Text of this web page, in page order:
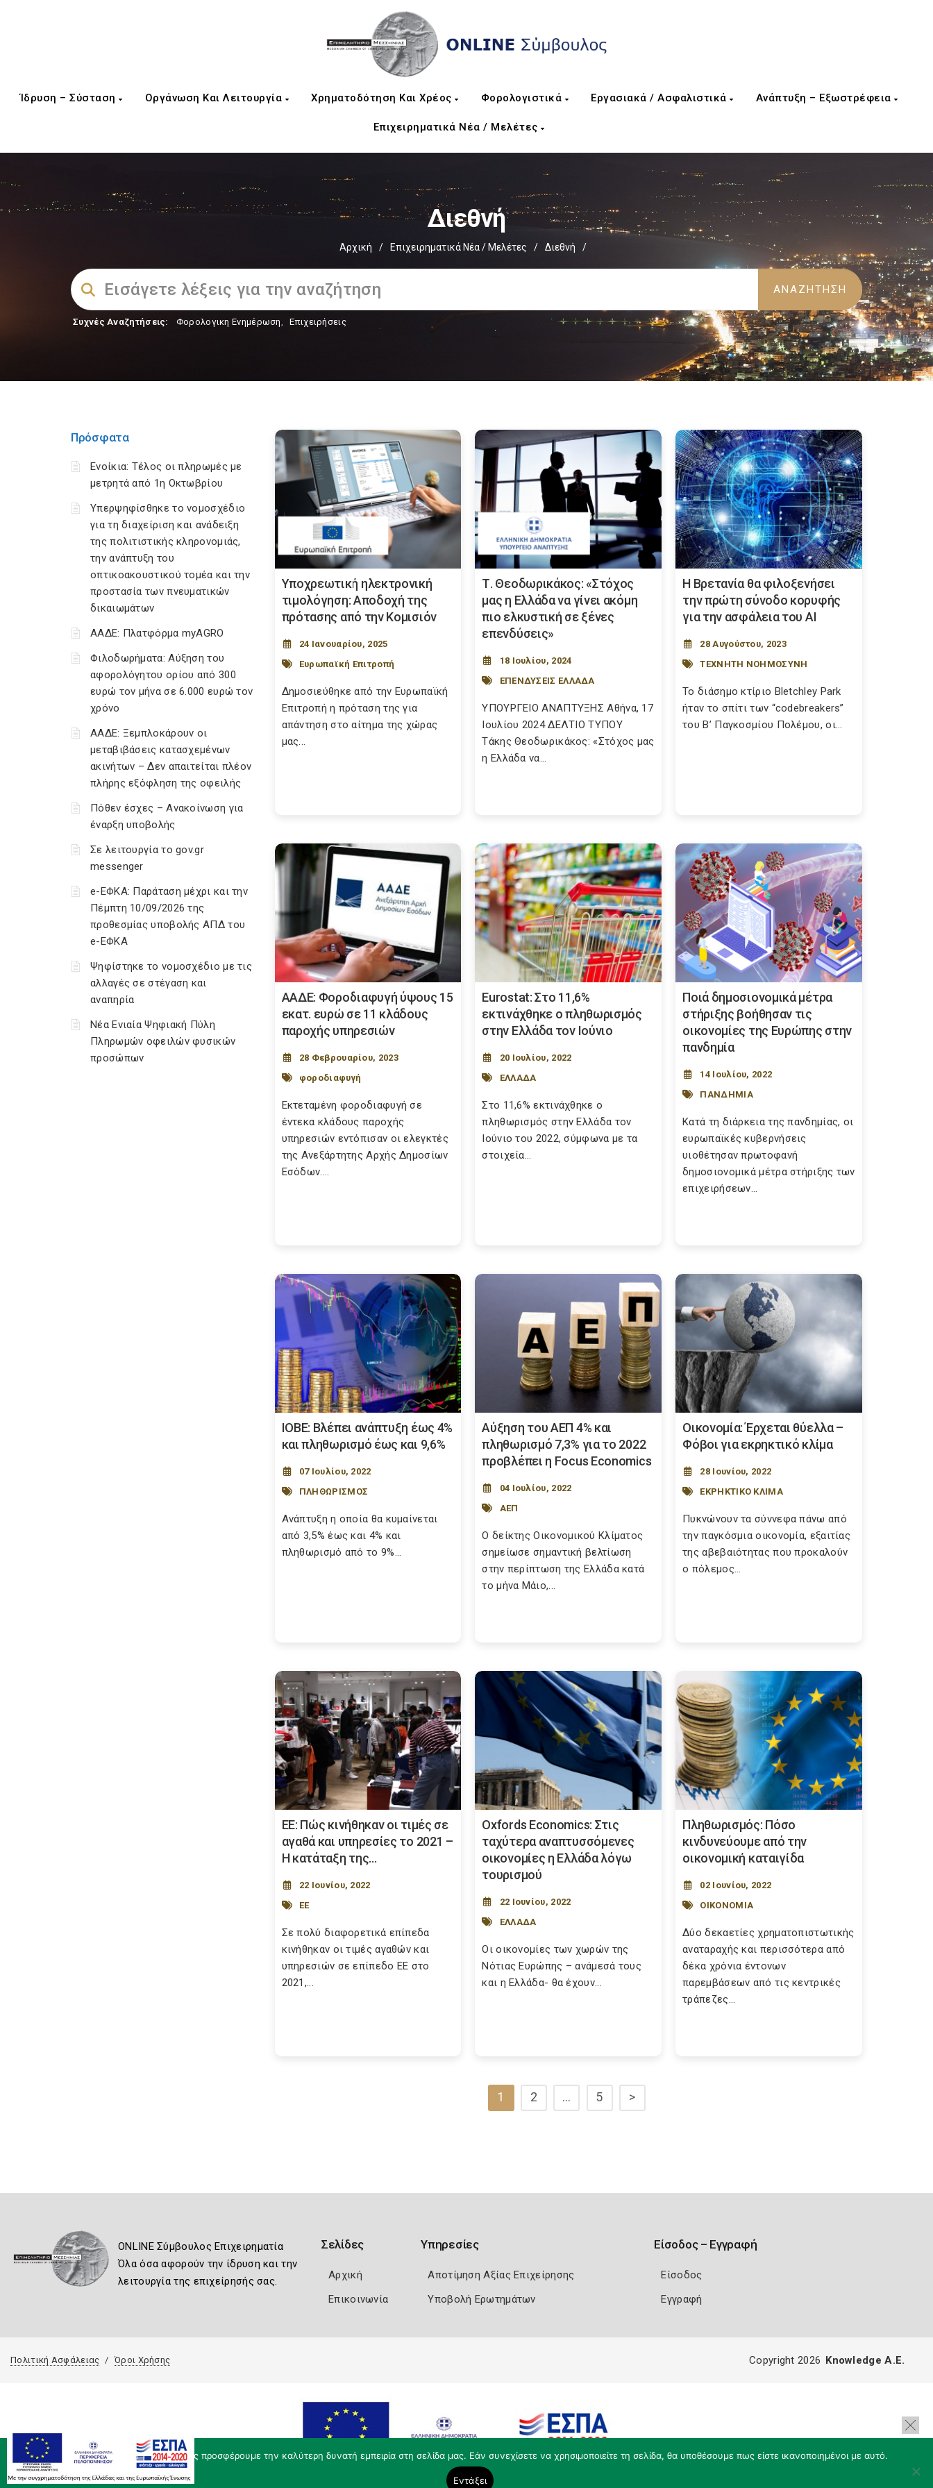
Ίδρυση – Σύσταση Οργάνωση Και Λειτουργία Χρηματοδότηση Και Χρέος Φορολογιστικά Εργασιακά / Ασφαλιστικά Ανάπτυξη – Εξωστρέφεια
Επιχειρηματικά Νέα / Μελέτες
Διεθνή
Αρχική / Επιχειρηματικά Νέα / Μελέτες / Διεθνή /
Συχνές Αναζητήσεις: Φορολογικη Ενημέρωση, Επιχειρήσεις
Πρόσφατα
Ενοίκια: Τέλος οι πληρωμές με
μετρητά από 1η Οκτωβρίου
Υπερψηφίσθηκε το νομοσχέδιο
για τη διαχείριση και ανάδειξη
της πολιτιστικής κληρονομιάς,
την ανάπτυξη του
οπτικοακουστικού τομέα και την
προστασία των πνευματικών
δικαιωμάτων
ΑΑΔΕ: Πλατφόρμα myAGRO
Φιλοδωρήματα: Αύξηση του
αφορολόγητου ορίου από 300
ευρώ τον μήνα σε 6.000 ευρώ τον
χρόνο
ΑΑΔΕ: Ξεμπλοκάρουν οι
μεταβιβάσεις κατασχεμένων
ακινήτων – Δεν απαιτείται πλέον
πλήρης εξόφληση της οφειλής
Πόθεν έσχες – Ανακοίνωση για
έναρξη υποβολής
Σε λειτουργία το gov.gr
messenger
e-ΕΦΚΑ: Παράταση μέχρι και την
Πέμπτη 10/09/2026 της
προθεσμίας υποβολής ΑΠΔ του
e-ΕΦΚΑ
Ψηφίστηκε το νομοσχέδιο με τις
αλλαγές σε στέγαση και
αναπηρία
Νέα Ενιαία Ψηφιακή Πύλη
Πληρωμών οφειλών φυσικών
προσώπων
Υποχρεωτική ηλεκτρονική
τιμολόγηση: Αποδοχή της
πρότασης από την Κομισιόν
24 Ιανουαρίου, 2025
Ευρωπαϊκή Επιτροπή
Δημοσιεύθηκε από την Ευρωπαϊκή
Επιτροπή η πρόταση της για
απάντηση στο αίτημα της χώρας
μας...
Τ. Θεοδωρικάκος: «Στόχος
μας η Ελλάδα να γίνει ακόμη
πιο ελκυστική σε ξένες
επενδύσεις»
18 Ιουλίου, 2024
ΕΠΕΝΔΥΣΕΙΣ ΕΛΛΑΔΑ
ΥΠΟΥΡΓΕΙΟ ΑΝΑΠΤΥΞΗΣ Αθήνα, 17
Ιουλίου 2024 ΔΕΛΤΙΟ ΤΥΠΟΥ
Τάκης Θεοδωρικάκος: «Στόχος μας
η Ελλάδα να...
Η Βρετανία θα φιλοξενήσει
την πρώτη σύνοδο κορυφής
για την ασφάλεια του ΑΙ
28 Αυγούστου, 2023
ΤΕΧΝΗΤΗ ΝΟΗΜΟΣΥΝΗ
Το διάσημο κτίριο Bletchley Park
ήταν το σπίτι των “codebreakers”
του Β’ Παγκοσμίου Πολέμου, οι...
ΑΑΔΕ: Φοροδιαφυγή ύψους 15
εκατ. ευρώ σε 11 κλάδους
παροχής υπηρεσιών
28 Φεβρουαρίου, 2023
φοροδιαφυγή
Εκτεταμένη φοροδιαφυγή σε
έντεκα κλάδους παροχής
υπηρεσιών εντόπισαν οι ελεγκτές
της Ανεξάρτητης Αρχής Δημοσίων
Εσόδων....
Eurostat: Στο 11,6%
εκτινάχθηκε ο πληθωρισμός
στην Ελλάδα τον Ιούνιο
20 Ιουλίου, 2022
ΕΛΛΑΔΑ
Στο 11,6% εκτινάχθηκε ο
πληθωρισμός στην Ελλάδα τον
Ιούνιο του 2022, σύμφωνα με τα
στοιχεία...
Ποιά δημοσιονομικά μέτρα
στήριξης βοήθησαν τις
οικονομίες της Ευρώπης στην
πανδημία
14 Ιουλίου, 2022
ΠΑΝΔΗΜΙΑ
Kατά τη διάρκεια της πανδημίας, οι
ευρωπαϊκές κυβερνήσεις
υιοθέτησαν πρωτοφανή
δημοσιονομικά μέτρα στήριξης των
επιχειρήσεων...
ΙΟΒΕ: Βλέπει ανάπτυξη έως 4%
και πληθωρισμό έως και 9,6%
07 Ιουλίου, 2022
ΠΛΗΘΩΡΙΣΜΟΣ
Aνάπτυξη η οποία θα κυμαίνεται
από 3,5% έως και 4% και
πληθωρισμό από το 9%...
Αύξηση του ΑΕΠ 4% και
πληθωρισμό 7,3% για το 2022
προβλέπει η Focus Economics
04 Ιουλίου, 2022
ΑΕΠ
O δείκτης Οικονομικού Κλίματος
σημείωσε σημαντική βελτίωση
στην περίπτωση της Ελλάδα κατά
το μήνα Μάιο,...
Οικονομία: Έρχεται θύελλα –
Φόβοι για εκρηκτικό κλίμα
28 Ιουνίου, 2022
ΕΚΡΗΚΤΙΚΟ ΚΛΙΜΑ
Πυκνώνουν τα σύννεφα πάνω από
την παγκόσμια οικονομία, εξαιτίας
της αβεβαιότητας που προκαλούν
ο πόλεμος...
ΕΕ: Πώς κινήθηκαν οι τιμές σε
αγαθά και υπηρεσίες το 2021 –
Η κατάταξη της...
22 Ιουνίου, 2022
ΕΕ
Σε πολύ διαφορετικά επίπεδα
κινήθηκαν οι τιμές αγαθών και
υπηρεσιών σε επίπεδο ΕΕ στο
2021,...
Oxfords Economics: Στις
ταχύτερα αναπτυσσόμενες
οικονομίες η Ελλάδα λόγω
τουρισμού
22 Ιουνίου, 2022
ΕΛΛΑΔΑ
Oι οικονομίες των χωρών της
Νότιας Ευρώπης – ανάμεσά τους
και η Ελλάδα- θα έχουν...
Πληθωρισμός: Πόσο
κινδυνεύουμε από την
οικονομική καταιγίδα
02 Ιουνίου, 2022
ΟΙΚΟΝΟΜΙΑ
Δύο δεκαετίες χρηματοπιστωτικής
αναταραχής και περισσότερα από
δέκα χρόνια έντονων
παρεμβάσεων από τις κεντρικές
τράπεζες...
1 2 … 5 >
ONLINE Σύμβουλος Επιχειρηματία
Όλα όσα αφορούν την ίδρυση και την
λειτουργία της επιχείρησής σας.
Σελίδες
Αρχική
Επικοινωνία
Υπηρεσίες
Αποτίμηση Αξίας Επιχείρησης
Υποβολή Ερωτημάτων
Είσοδος – Εγγραφή
Είσοδος
Εγγραφή
Πολιτική Ασφάλειας Όροι Χρήσης
Χρησιμοποιούμε cookies για να σας προσφέρουμε την καλύτερη δυνατή εμπειρία στη σελίδα μας. Εάν συνεχίσετε να χρησιμοποιείτε τη σελίδα, θα υποθέσουμε πως είστε ικανοποιημένοι με αυτό.
Εντάξει
Copyright 2026 Knowledge A.E.